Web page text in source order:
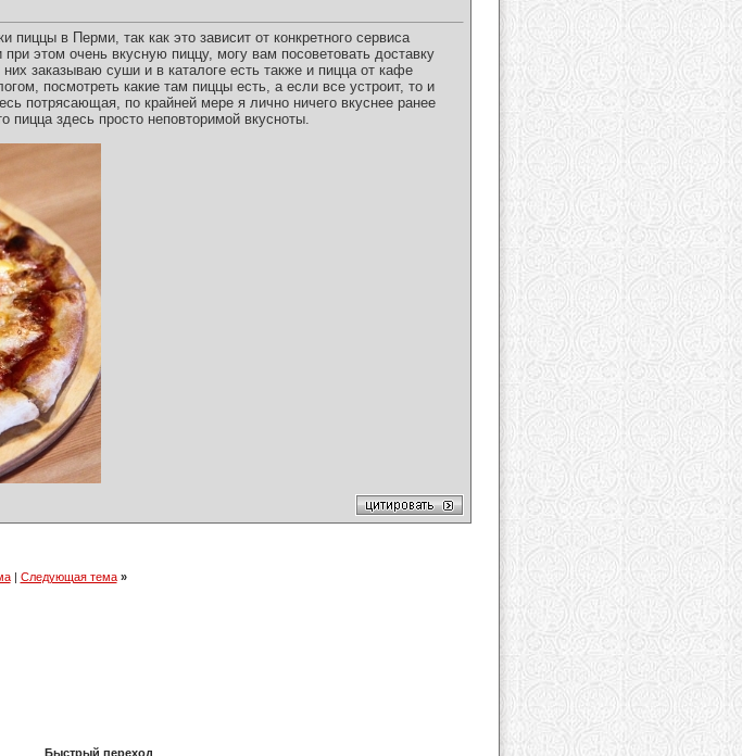
пиццы в Перми, так как это зависит от конкретного сервиса
этом очень вкусную пиццу, могу вам посоветовать доставку
заказываю суши и в каталоге есть также и пицца от кафе
посмотреть какие там пиццы есть, а если все устроит, то и
потрясающая, по крайней мере я лично ничего вкуснее ранее
пицца здесь просто неповторимой вкусноты.
| Следующая тема »
Быстрый переход